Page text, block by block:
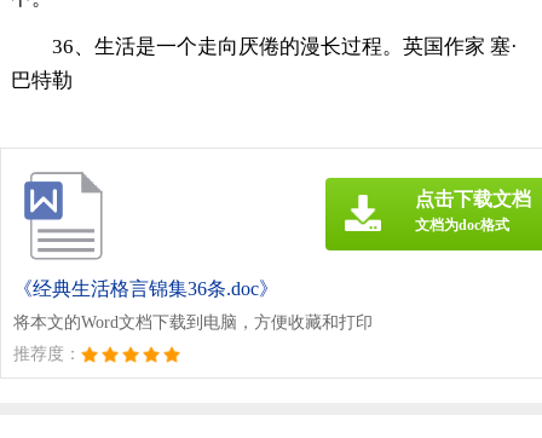
36、生活是一个走向厌倦的漫长过程。英国作家 塞·
巴特勒
《经典生活格言锦集36条.doc》
将本文的Word文档下载到电脑，方便收藏和打印
推荐度：
点击下载文档
文档为doc格式